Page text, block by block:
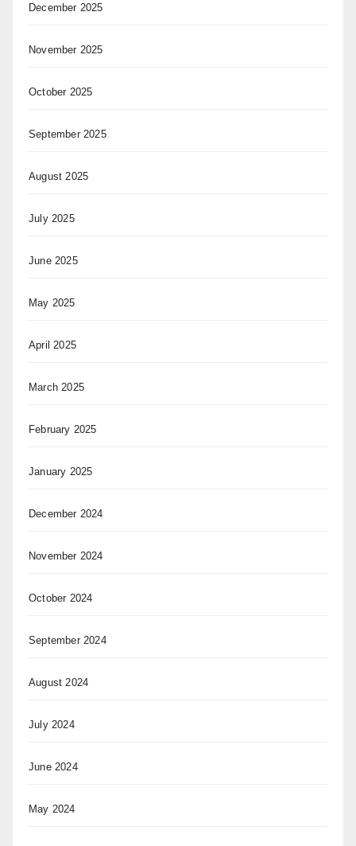
December 2025
November 2025
October 2025
September 2025
August 2025
July 2025
June 2025
May 2025
April 2025
March 2025
February 2025
January 2025
December 2024
November 2024
October 2024
September 2024
August 2024
July 2024
June 2024
May 2024